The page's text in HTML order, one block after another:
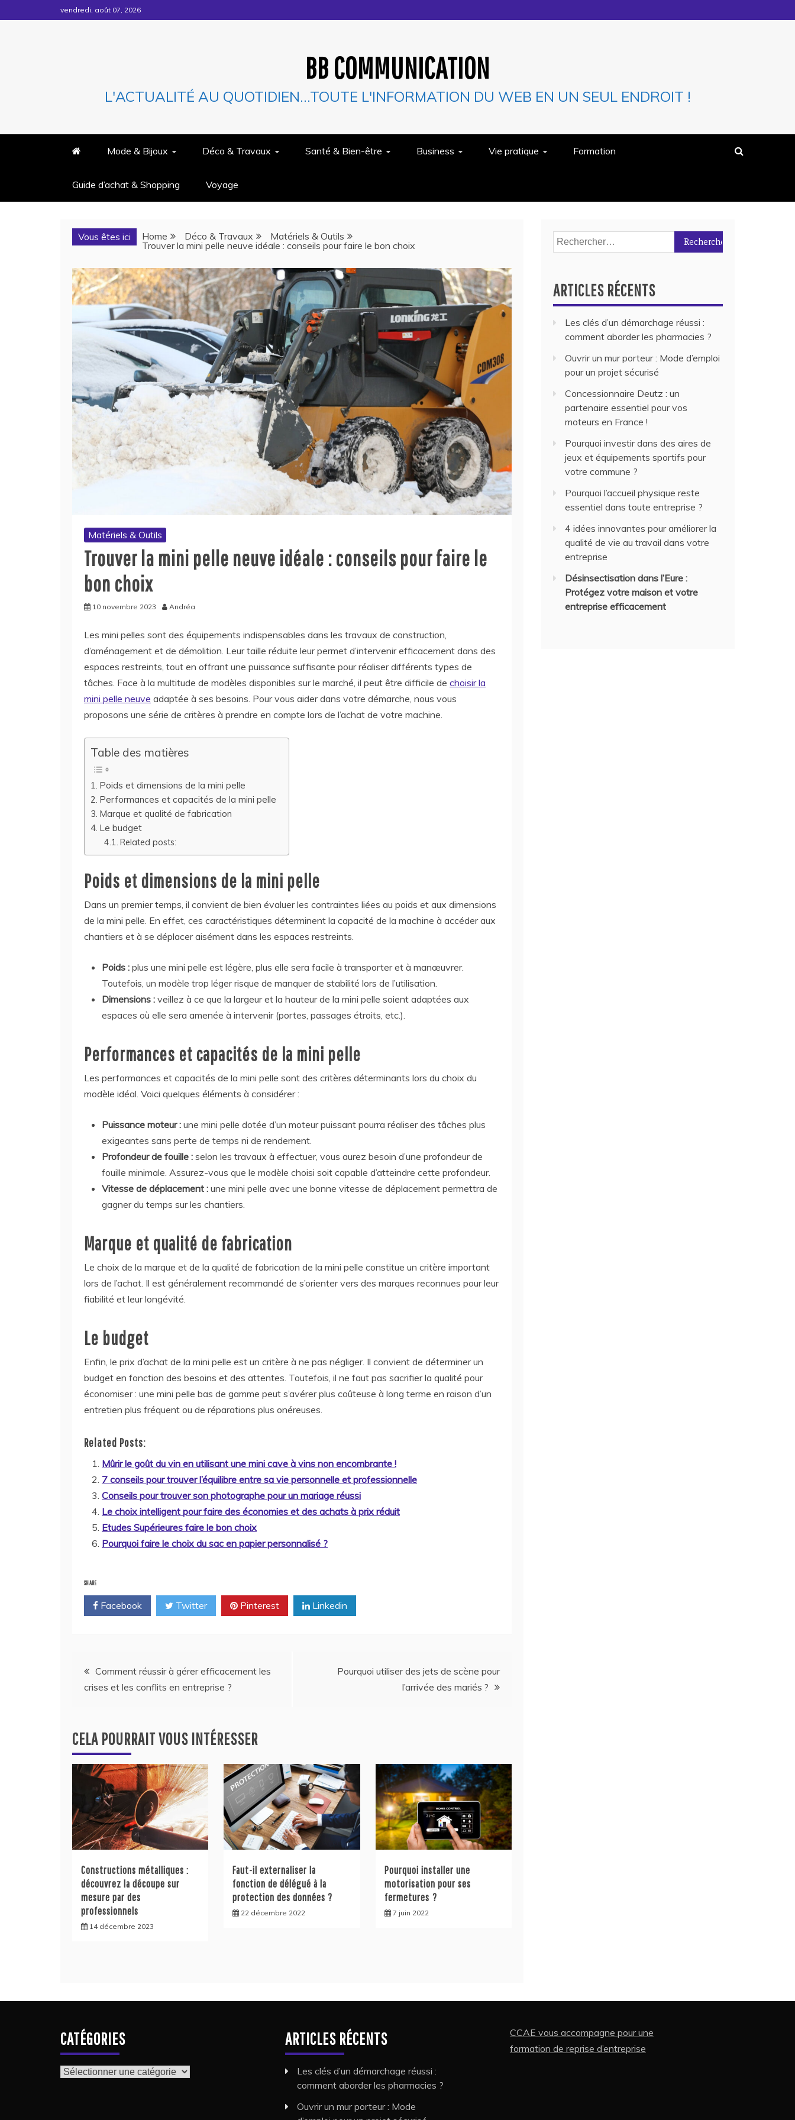
to
vendredi, août 07, 2026
BB COMMUNICATION
L'ACTUALITÉ AU QUOTIDIEN…TOUTE L'INFORMATION DU WEB EN UN SEUL ENDROIT !
Mode & Bijoux Déco & Travaux Santé & Bien-être Business Vie pratique Formation
Guide d’achat & Shopping Voyage
Vous êtes ici Home Déco & Travaux
Matériels & Outils
Trouver la mini pelle neuve idéale : conseils pour faire le bon choix
Matériels & Outils
Trouver la mini pelle neuve idéale : conseils pour faire le
bon choix
10 novembre 2023 Andréa
Les mini pelles sont des équipements indispensables dans les travaux de construction,
d’aménagement et de démolition. Leur taille réduite leur permet d’intervenir efficacement dans des
espaces restreints, tout en offrant une puissance suffisante pour réaliser différents types de
tâches. Face à la multitude de modèles disponibles sur le marché, il peut être difficile de choisir la
mini pelle neuve adaptée à ses besoins. Pour vous aider dans votre démarche, nous vous
proposons une série de critères à prendre en compte lors de l’achat de votre machine.
Table des matières
Poids et dimensions de la mini pelle
Performances et capacités de la mini pelle
Marque et qualité de fabrication
Le budget
Related posts:
Poids et dimensions de la mini pelle
Dans un premier temps, il convient de bien évaluer les contraintes liées au poids et aux dimensions
de la mini pelle. En effet, ces caractéristiques déterminent la capacité de la machine à accéder aux
chantiers et à se déplacer aisément dans les espaces restreints.
Poids : plus une mini pelle est légère, plus elle sera facile à transporter et à manœuvrer.
Toutefois, un modèle trop léger risque de manquer de stabilité lors de l’utilisation.
Dimensions : veillez à ce que la largeur et la hauteur de la mini pelle soient adaptées aux
espaces où elle sera amenée à intervenir (portes, passages étroits, etc.).
Performances et capacités de la mini pelle
Les performances et capacités de la mini pelle sont des critères déterminants lors du choix du
modèle idéal. Voici quelques éléments à considérer :
Puissance moteur : une mini pelle dotée d’un moteur puissant pourra réaliser des tâches plus
exigeantes sans perte de temps ni de rendement.
Profondeur de fouille : selon les travaux à effectuer, vous aurez besoin d’une profondeur de
fouille minimale. Assurez-vous que le modèle choisi soit capable d’atteindre cette profondeur.
Vitesse de déplacement : une mini pelle avec une bonne vitesse de déplacement permettra de
gagner du temps sur les chantiers.
Marque et qualité de fabrication
Le choix de la marque et de la qualité de fabrication de la mini pelle constitue un critère important
lors de l’achat. Il est généralement recommandé de s’orienter vers des marques reconnues pour leur
fiabilité et leur longévité.
Le budget
Enfin, le prix d’achat de la mini pelle est un critère à ne pas négliger. Il convient de déterminer un
budget en fonction des besoins et des attentes. Toutefois, il ne faut pas sacrifier la qualité pour
économiser : une mini pelle bas de gamme peut s’avérer plus coûteuse à long terme en raison d’un
entretien plus fréquent ou de réparations plus onéreuses.
Related Posts:
Mûrir le goût du vin en utilisant une mini cave à vins non encombrante !
7 conseils pour trouver l’équilibre entre sa vie personnelle et professionnelle
Conseils pour trouver son photographe pour un mariage réussi
Le choix intelligent pour faire des économies et des achats à prix réduit
Etudes Supérieures faire le bon choix
Pourquoi faire le choix du sac en papier personnalisé ?
SHARE
Facebook Twitter Pinterest Linkedin
Navigation
l’article
Comment réussir à gérer efficacement les
crises et les conflits en entreprise ?
Pourquoi utiliser des jets de scène pour
l’arrivée des mariés ?
CELA POURRAIT VOUS INTÉRESSER
Constructions métalliques :
découvrez la découpe sur
mesure par des
professionnels
14 décembre 2023
Faut-il externaliser la
fonction de délégué à la
protection des données ?
22 décembre 2022
Pourquoi installer une
motorisation pour ses
fermetures ?
7 juin 2022
Rechercher :
ARTICLES RÉCENTS
Les clés d’un démarchage réussi :
comment aborder les pharmacies ?
Ouvrir un mur porteur : Mode d’emploi
pour un projet sécurisé
Concessionnaire Deutz : un
partenaire essentiel pour vos
moteurs en France !
Pourquoi investir dans des aires de
jeux et équipements sportifs pour
votre commune ?
Pourquoi l’accueil physique reste
essentiel dans toute entreprise ?
4 idées innovantes pour améliorer la
qualité de vie au travail dans votre
entreprise
Désinsectisation dans l’Eure :
Protégez votre maison et votre
entreprise efficacement
CATÉGORIES
Catégories
ARTICLES RÉCENTS
Les clés d’un démarchage réussi :
comment aborder les pharmacies ?
Ouvrir un mur porteur : Mode
CCAE vous accompagne pour une
formation de reprise d’entreprise